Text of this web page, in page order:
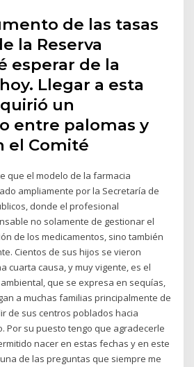
de las tasas
la Reserva
esperar de la
Llegar a esta
un
entre palomas y
el Comité
que el modelo de la farmacia
ampliamente por la Secretaría de
donde el profesional
no solamente de gestionar el
de los medicamentos, sino también
Cientos de sus hijos se vieron
cuarta causa, y muy vigente, es el
que se expresa en sequías,
a muchas familias principalmente de
de sus centros poblados hacia
Por su puesto tengo que agradecerle
nacer en estas fechas y en este
de las preguntas que siempre me